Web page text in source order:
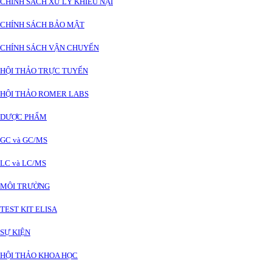
CHÍNH SÁCH BẢO MẬT
CHÍNH SÁCH VẬN CHUYỂN
HỘI THẢO TRỰC TUYẾN
HỘI THẢO ROMER LABS
DƯỢC PHẨM
GC và GC/MS
LC và LC/MS
MÔI TRƯỜNG
TEST KIT ELISA
SỰ KIỆN
HỘI THẢO KHOA HỌC